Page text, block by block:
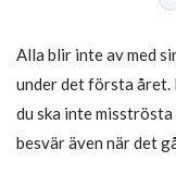
Alla blir inte av med
under det första året.
du ska inte
besvär även när det